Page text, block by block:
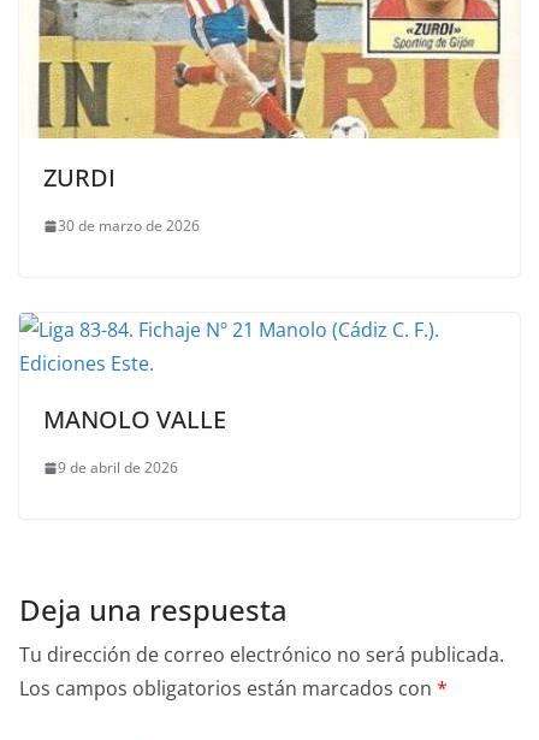
ZURDI
30 de marzo de 2026
MANOLO VALLE
9 de abril de 2026
Deja una respuesta
Tu dirección de correo electrónico no será publicada.
Los campos obligatorios están marcados con *